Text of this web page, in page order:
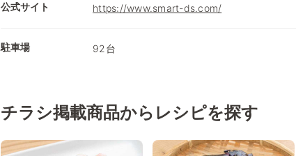
公式サイト https://www.smart-ds.com/
駐車場 92台
チラシ掲載商品からレシピを探す